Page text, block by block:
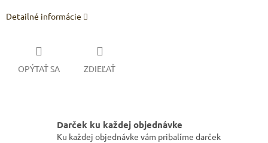
Detailné informácie
OPÝTAŤ SA ZDIEĽAŤ
Darček ku každej objednávke
Ku každej objednávke vám pribalíme darček